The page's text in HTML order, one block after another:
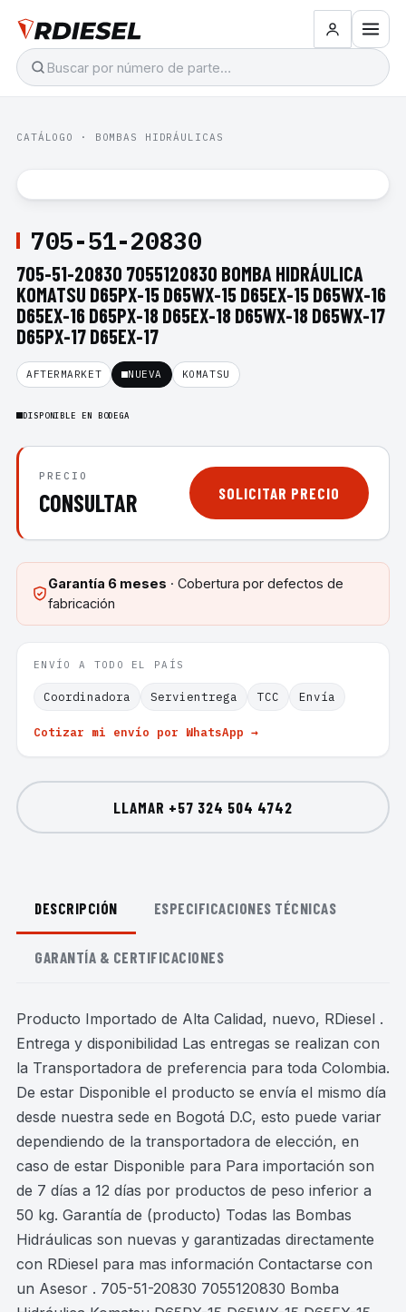
CATÁLOGO · BOMBAS HIDRÁULICAS
705-51-20830
705-51-20830 7055120830 BOMBA HIDRÁULICA
KOMATSU D65PX-15 D65WX-15 D65EX-15 D65WX-16
D65EX-16 D65PX-18 D65EX-18 D65WX-18 D65WX-17
D65PX-17 D65EX-17
AFTERMARKET NUEVA KOMATSU
DISPONIBLE EN BODEGA
PRECIO
CONSULTAR SOLICITAR PRECIO
Garantía 6 meses · Cobertura por defectos de
fabricación
ENVÍO A TODO EL PAÍS
Coordinadora Servientrega TCC Envía
Cotizar mi envío por WhatsApp →
LLAMAR +57 324 504 4742
DESCRIPCIÓN ESPECIFICACIONES TÉCNICAS
GARANTÍA & CERTIFICACIONES
Producto Importado de Alta Calidad, nuevo, RDiesel .
Entrega y disponibilidad Las entregas se realizan con
la Transportadora de preferencia para toda Colombia.
De estar Disponible el producto se envía el mismo día
desde nuestra sede en Bogotá D.C, esto puede variar
dependiendo de la transportadora de elección, en
caso de estar Disponible para Para importación son
de 7 días a 12 días por productos de peso inferior a
50 kg. Garantía de (producto) Todas las Bombas
Hidráulicas son nuevas y garantizadas directamente
con RDiesel para mas información Contactarse con
un Asesor . 705-51-20830 7055120830 Bomba